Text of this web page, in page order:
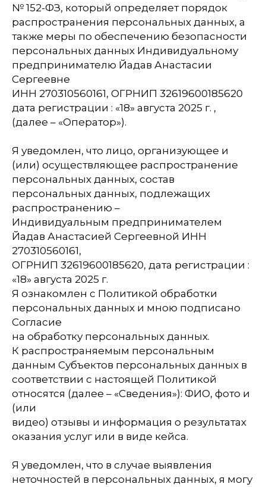
№ 152-ФЗ, который определяет порядок
распространения персональных данных, а
также меры по обеспечению безопасности
персональных данных Индивидуальному
предпринимателю Йадав Анастасии
Сергеевне
ИНН 270310560161, ОГРНИП 32619600185620
дата регистрации : «18» августа 2025 г. ,
(далее – «Оператор»).
Я уведомлен, что лицо, организующее и
(или) осуществляющее распространение
персональных данных, состав
персональных данных, подлежащих
распространению –
Индивидуальным предпринимателем
Йадав Анастасией Сергеевной ИНН
270310560161,
ОГРНИП 32619600185620, дата регистрации :
«18» августа 2025 г.
Я ознакомлен с Политикой обработки
персональных данных и мною подписано
Согласие
на обработку персональных данных.
К распространяемым персональным
данным Субъектов персональных данных в
соответствии с настоящей Политикой
относятся (далее – «Сведения»): ФИО, фото и
(или
видео) отзывы и информация о результатах
оказания услуг или в виде кейса.
Я уведомлен, что в случае выявления
неточностей в персональных данных, я могу